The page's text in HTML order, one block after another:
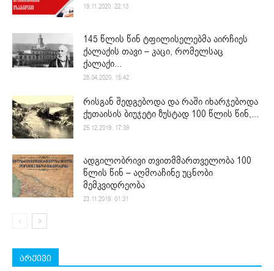
19.11.2020. 22:13
145 წლის წინ ტფილისელებმა აირჩიეს
ქალაქის თავი – კაცი, რომელსაც
ქალაქი...
28.04.2020. 15:42
რისგან შედგებოდა და რაში იხარჯებოდა
ქუთაისის ბიუჯეტი ზუსტად 100 წლის წინ,...
25.12.2019. 17:39
ადგილობრივი თვითმმართველობა 100
წლის წინ – აღმოაჩინე უცნობი
მემკვიდრეობა
23.11.2019. 01:31
არქივი